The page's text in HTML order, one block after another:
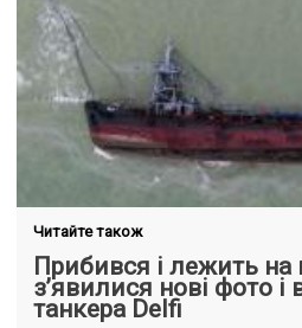
Читайте також
Прибився і лежить на
з’явилися нові фото і
танкера Delfi